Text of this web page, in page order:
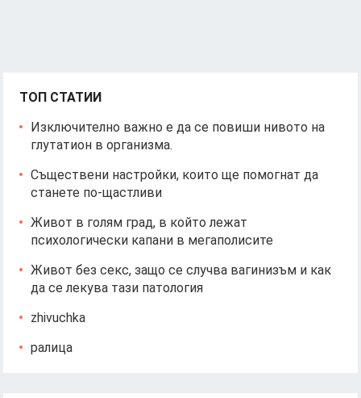
ТОП СТАТИИ
Изключително важно е да се повиши нивото на
глутатион в организма.
Съществени настройки, които ще помогнат да
станете по-щастливи
Живот в голям град, в който лежат
психологически капани в мегаполисите
Живот без секс, защо се случва вагинизъм и как
да се лекува тази патология
zhivuchka
ралица